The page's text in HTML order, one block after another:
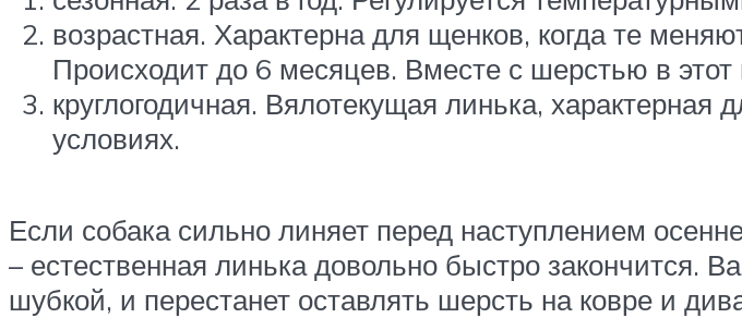
возрастная. Характерна для щенков, когда те
Происходит до 6 месяцев. Вместе с шерстью в этот
круглогодичная. Вялотекущая линька,
условиях.
Если собака сильно линяет перед наступлением
– естественная линька довольно быстро закончится.
шубкой, и перестанет оставлять шерсть на ковре и